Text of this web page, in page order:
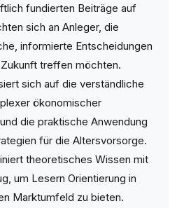
fundierten Beiträge auf
sich an Anleger, die
informierte Entscheidungen
treffen möchten.
sich auf die verständliche
ökonomischer
die praktische Anwendung
für die Altersvorsorge.
theoretisches Wissen mit
um Lesern Orientierung in
Marktumfeld zu bieten.